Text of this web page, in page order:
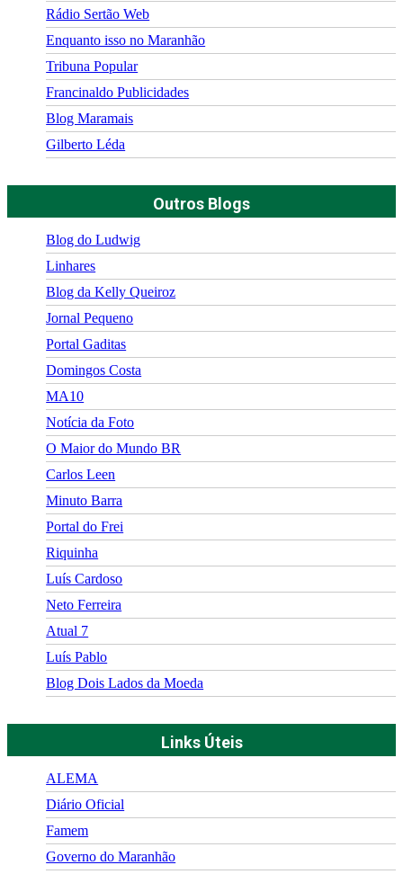
Rádio Sertão Web
Enquanto isso no Maranhão
Tribuna Popular
Francinaldo Publicidades
Blog Maramais
Gilberto Léda
Outros Blogs
Blog do Ludwig
Linhares
Blog da Kelly Queiroz
Jornal Pequeno
Portal Gaditas
Domingos Costa
MA10
Notícia da Foto
O Maior do Mundo BR
Carlos Leen
Minuto Barra
Portal do Frei
Riquinha
Luís Cardoso
Neto Ferreira
Atual 7
Luís Pablo
Blog Dois Lados da Moeda
Links Úteis
ALEMA
Diário Oficial
Famem
Governo do Maranhão